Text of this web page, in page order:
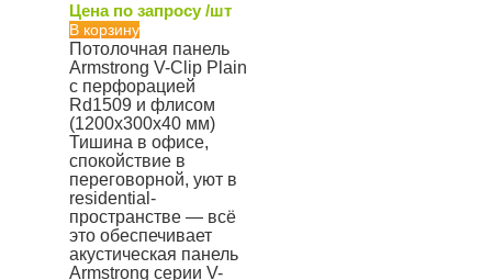
Цена по запросу /шт
В корзину
Потолочная панель
Armstrong V-Clip Plain
с перфорацией
Rd1509 и флисом
(1200x300x40 мм)
Тишина в офисе,
спокойствие в
переговорной, уют в
residential-
пространстве — всё
это обеспечивает
акустическая панель
Armstrong серии V-